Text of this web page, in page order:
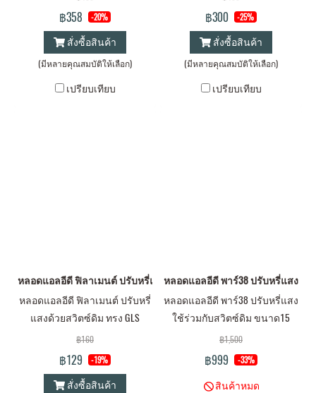
ภายนอกได้
฿358 -20%
สั่งซื้อสินค้า
(มีหลายคุณสมบัติให้เลือก)
เปรียบเทียบ
ภายใน
฿300 -25%
สั่งซื้อสินค้า
(มีหลายคุณสมบัติให้เลือก)
เปรียบเทียบ
หลอดแอลอีดี ฟิลาเมนต์ ปรับหรี่แสงด้วยสวิตซ์ดิม ทรง GLS ขนาด 4วัตต์ แส
หลอดแอลอีดี ฟิลาเมนต์ ปรับหรี่
แสงด้วยสวิตซ์ดิม ทรง GLS
ขนาด 4วัตต์ แสงเหลืองวอร์ม
ไวท์ E27 แนะนำให้ใช้ร่วมกับ
สวิตซ์หรี่ไฟ ยี่ห้อ นาโน
฿160
฿129 -19%
สั่งซื้อสินค้า
หลอดแอลอีดี พาร์38 ปรับหรี่แสง ใช้ร่
หลอดแอลอีดี พาร์38 ปรับหรี่แสง
ใช้ร่วมกับสวิตซ์ดิม ขนาด15
วัตต์ แสงขาวเดย์ไลท์ E27
฿1,500
฿999 -33%
สินค้าหมด